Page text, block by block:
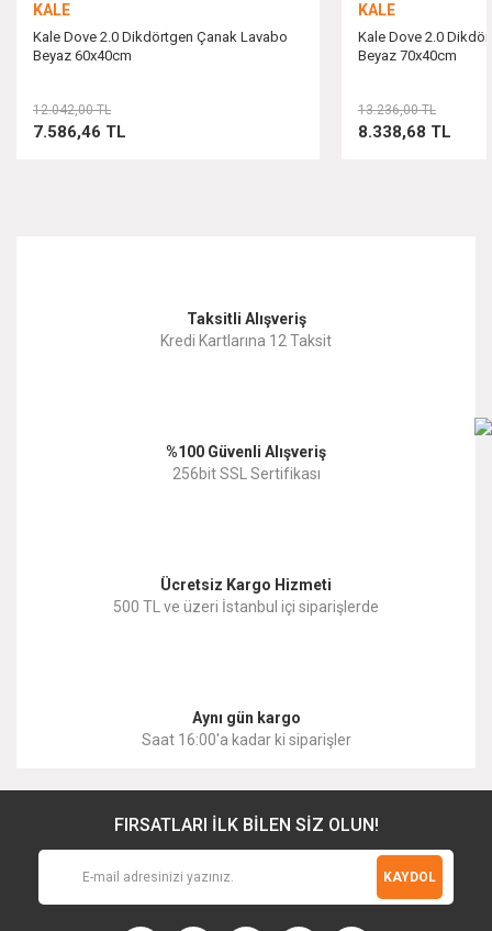
KALE
Kale Dove 2.0 Dikdörtgen Çanak Lavabo
Beyaz 60x40cm
7.586,46 TL
12.042,00 TL
KALE
Kale Dove 2.0
Beyaz 70x40cm
8.338,68 TL
13.236,00 TL
Taksitli Alışveriş
Kredi Kartlarına 12 Taksit
%100 Güvenli Alışveriş
256bit SSL Sertifikası
Ücretsiz Kargo Hizmeti
500 TL ve üzeri İstanbul içi siparişlerde
Aynı gün kargo
Saat 16:00'a kadar ki siparişler
FIRSATLARI İLK BİLEN SİZ OLUN!
KAYDOL